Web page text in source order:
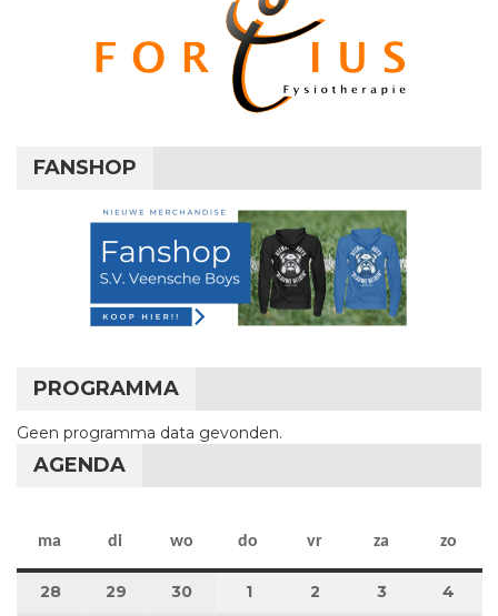
FANSHOP
PROGRAMMA
Geen programma data gevonden.
AGENDA
ma maandag
di dinsdag
wo woensdag
do donderdag
vr vrijdag
za zaterdag
zo
28 28 april 2025
29 29 april 2025
30 30 april 2025
11 mei 2025
2 2 mei 2025
3 3 mei 2025
4